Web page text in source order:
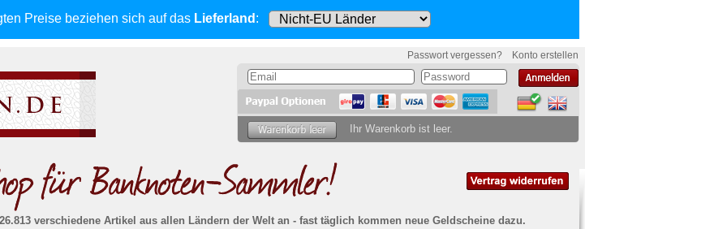
Preise beziehen sich auf das Lieferland :
Passwort vergessen? Konto erstellen
Ihr Warenkorb ist leer.
verschiedene Artikel aus allen Ländern der Welt an - fast täglich kommen neue Geldscheine dazu.